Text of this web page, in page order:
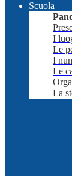
Scuola
I
Le
I
Le
La